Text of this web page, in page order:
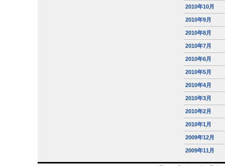
2010年10月
2010年9月
2010年8月
2010年7月
2010年6月
2010年5月
2010年4月
2010年3月
2010年2月
2010年1月
2009年12月
2009年11月